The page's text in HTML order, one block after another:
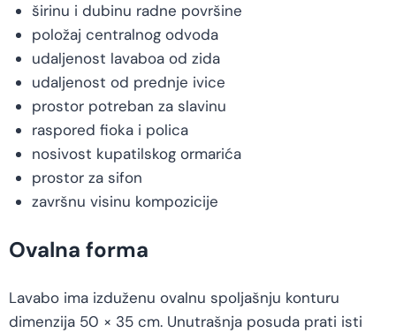
širinu i dubinu radne površine
položaj centralnog odvoda
udaljenost lavaboa od zida
udaljenost od prednje ivice
prostor potreban za slavinu
raspored fioka i polica
nosivost kupatilskog ormarića
prostor za sifon
završnu visinu kompozicije
Ovalna forma
Lavabo ima izduženu ovalnu spoljašnju konturu
dimenzija 50 × 35 cm. Unutrašnja posuda prati isti